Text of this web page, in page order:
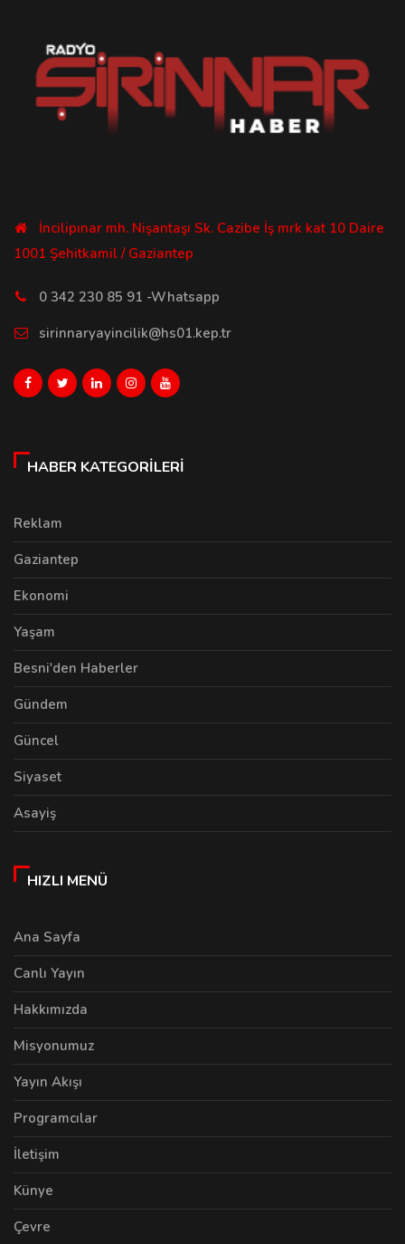
İncilipınar mh. Nişantaşı Sk. Cazibe İş mrk kat 10 Daire
1001 Şehitkamil / Gaziantep
0 342 230 85 91 -Whatsapp
sirinnaryayincilik@hs01.kep.tr
HABER KATEGORILERI
Reklam
Gaziantep
Ekonomi
Yaşam
Besni'den Haberler
Gündem
Güncel
Siyaset
Asayiş
HIZLI MENÜ
Ana Sayfa
Canlı Yayın
Hakkımızda
Misyonumuz
Yayın Akışı
Programcılar
İletişim
Künye
Çevre